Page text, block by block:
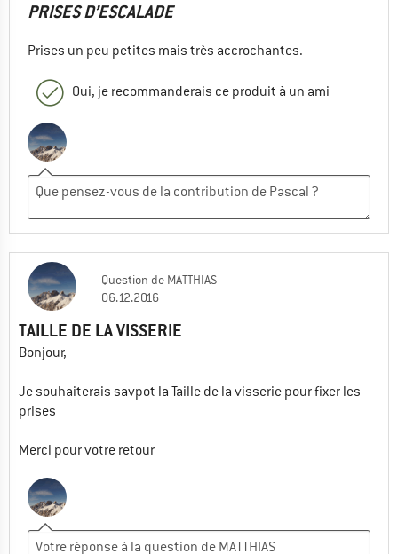
PRISES D’ESCALADE
Prises un peu petites mais très accrochantes.
Oui, je recommanderais ce produit à un ami
Question de MATTHIAS
06.12.2016
TAILLE DE LA VISSERIE
Bonjour,
Je souhaiterais savpot la Taille de la visserie pour fixer les
prises
Merci pour votre retour